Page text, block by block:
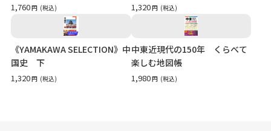
1,760円 (税込) 1,320円 (税込)
《YAMAKAWA SELECTION》中
国史 下
1,320円 (税込)
中東近現代の150年 くらべて
楽しむ地図帳
1,980円 (税込)